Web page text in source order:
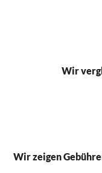
Wir
Wir zeigen